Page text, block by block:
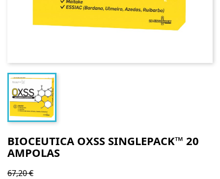
BIOCEUTICA OXSS SINGLEPACK™ 20
AMPOLAS
67,20 €